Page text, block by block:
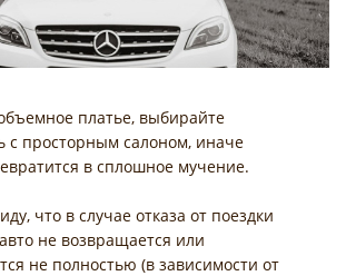
платье, выбирайте
с просторным салоном, иначе
в сплошное мучение.
что в случае отказа от поездки
не возвращается или
не полностью (в зависимости от